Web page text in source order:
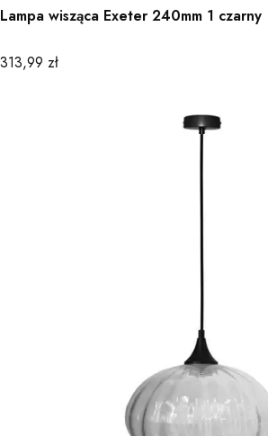
Lampa wisząca Exeter 240mm 1 czarny
Cena
313,99 zł